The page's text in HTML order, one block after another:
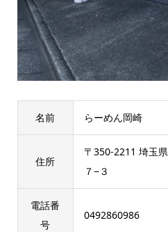
名前 らーめん岡崎
住所
〒350-2211 埼玉
７−３
電話番
号
0492860986